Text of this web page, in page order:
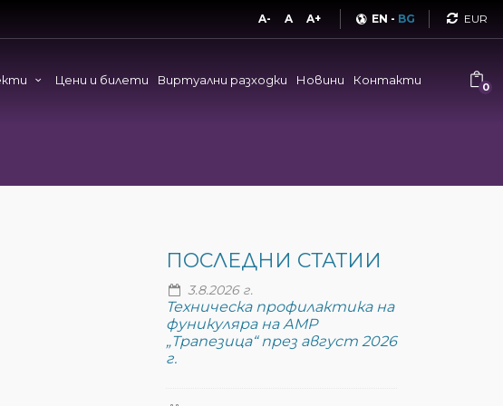
A- A A+ EN - BG
Цени и билети Виртуални разходки Новини Контакти 0
ПОСЛЕДНИ СТАТИИ
3.8.2026 г.
Техническа профилактика на
фуникуляра на АМР
„Трапезица“ през август 2026
г.